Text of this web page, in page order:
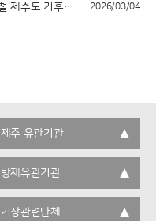
[보도자료] 2025년 겨울철 제주도 기후특성 2026/03/04
제주 유관기관
방재유관기관
기상관련단체